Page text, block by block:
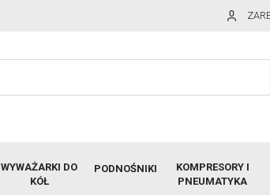
WYWAŻARKI DO
KÓŁ
PODNOŚNIKI
KOMPRESORY I
PNEUMATYKA